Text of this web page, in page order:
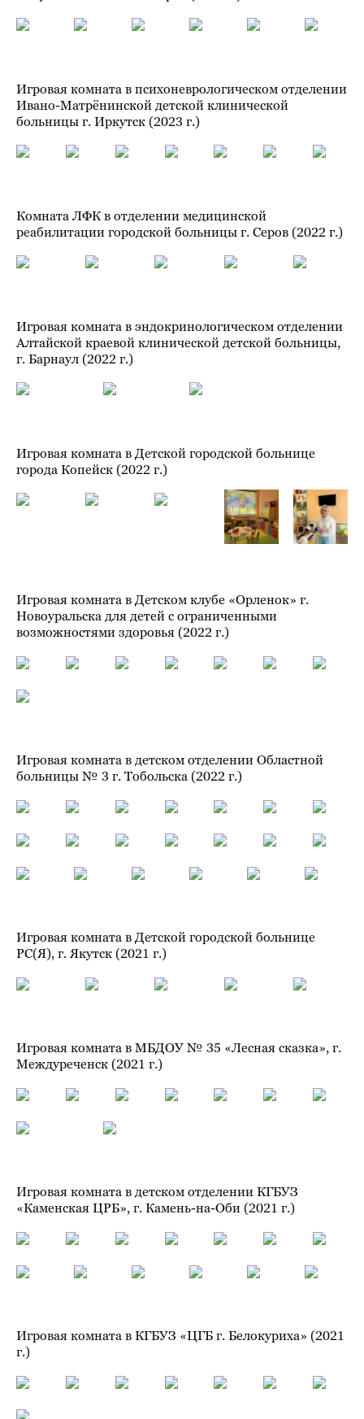
Игровая комната в психоневрологическом отделении
Ивано-Матрёнинской детской клинической
больницы г. Иркутск (2023 г.)
Комната ЛФК в отделении медицинской
реабилитации городской больницы г. Серов (2022 г.)
Игровая комната в эндокринологическом отделении
Алтайской краевой клинической детской больницы,
г. Барнаул (2022 г.)
Игровая комната в Детской городской больнице
города Копейск (2022 г.)
Игровая комната в Детском клубе «Орленок» г.
Новоуральска для детей с ограниченными
возможностями здоровья (2022 г.)
Игровая комната в детском отделении Областной
больницы № 3 г. Тобольска (2022 г.)
Игровая комната в Детской городской больнице
РС(Я), г. Якутск (2021 г.)
Игровая комната в МБДОУ № 35 «Лесная сказка», г.
Междуреченск (2021 г.)
Игровая комната в детском отделении КГБУЗ
«Каменская ЦРБ», г. Камень-на-Оби (2021 г.)
Игровая комната в КГБУЗ «ЦГБ г. Белокуриха» (2021
г.)